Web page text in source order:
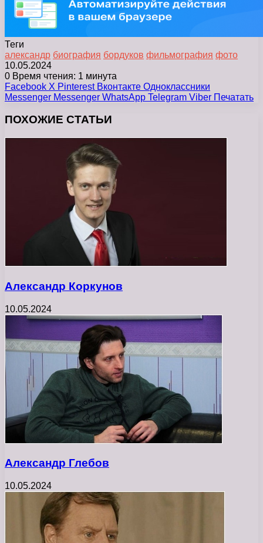
Теги
александр биография бордуков фильмография фото
10.05.2024
0 Время чтения: 1 минута
Facebook X Pinterest Вконтакте Одноклассники
Messenger Messenger WhatsApp Telegram Viber Печатать
ПОХОЖИЕ СТАТЬИ
Александр Коркунов
10.05.2024
Александр Глебов
10.05.2024